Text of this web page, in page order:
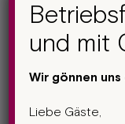
und mit
Wir gönnen
Liebe Gäste,